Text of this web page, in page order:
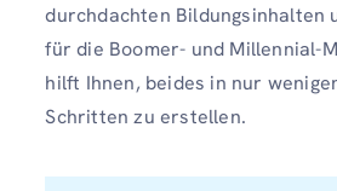
durchdachten Bildungsinhalten
für die Boomer- und Millennial-
hilft Ihnen, beides in nur
Schritten zu erstellen.